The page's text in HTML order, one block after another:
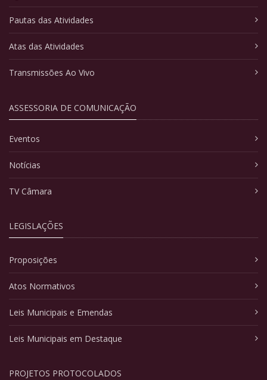
Pautas das Atividades
Atas das Atividades
Transmissões Ao Vivo
ASSESSORIA DE COMUNICAÇÃO
Eventos
Notícias
TV Câmara
LEGISLAÇÕES
Proposições
Atos Normativos
Leis Municipais e Emendas
Leis Municipais em Destaque
PROJETOS PROTOCOLADOS